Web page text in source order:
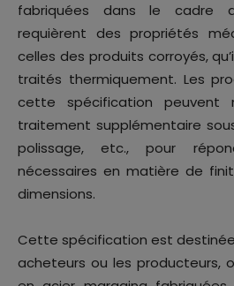
fabriquées dans le cadre
requièrent des propriétés
celles des produits corroyés,
traités thermiquement. Les
cette spécification peuvent
traitement supplémentaire
polissage, etc., pour
nécessaires en matière de
dimensions.
Cette spécification est
acheteurs ou les producteurs,